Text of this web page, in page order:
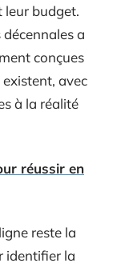
leur budget.
a
conçues
avec
à la réalité
réussir en
reste la
identifier la